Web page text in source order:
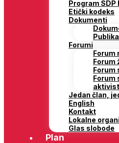
Program SDP
Etički kodeks
Dokumenti
Forumi
Forum
Forum
Forum
Forum
Jedan član,
English
Kontakt
Lokalne
Glas slobode
Plan